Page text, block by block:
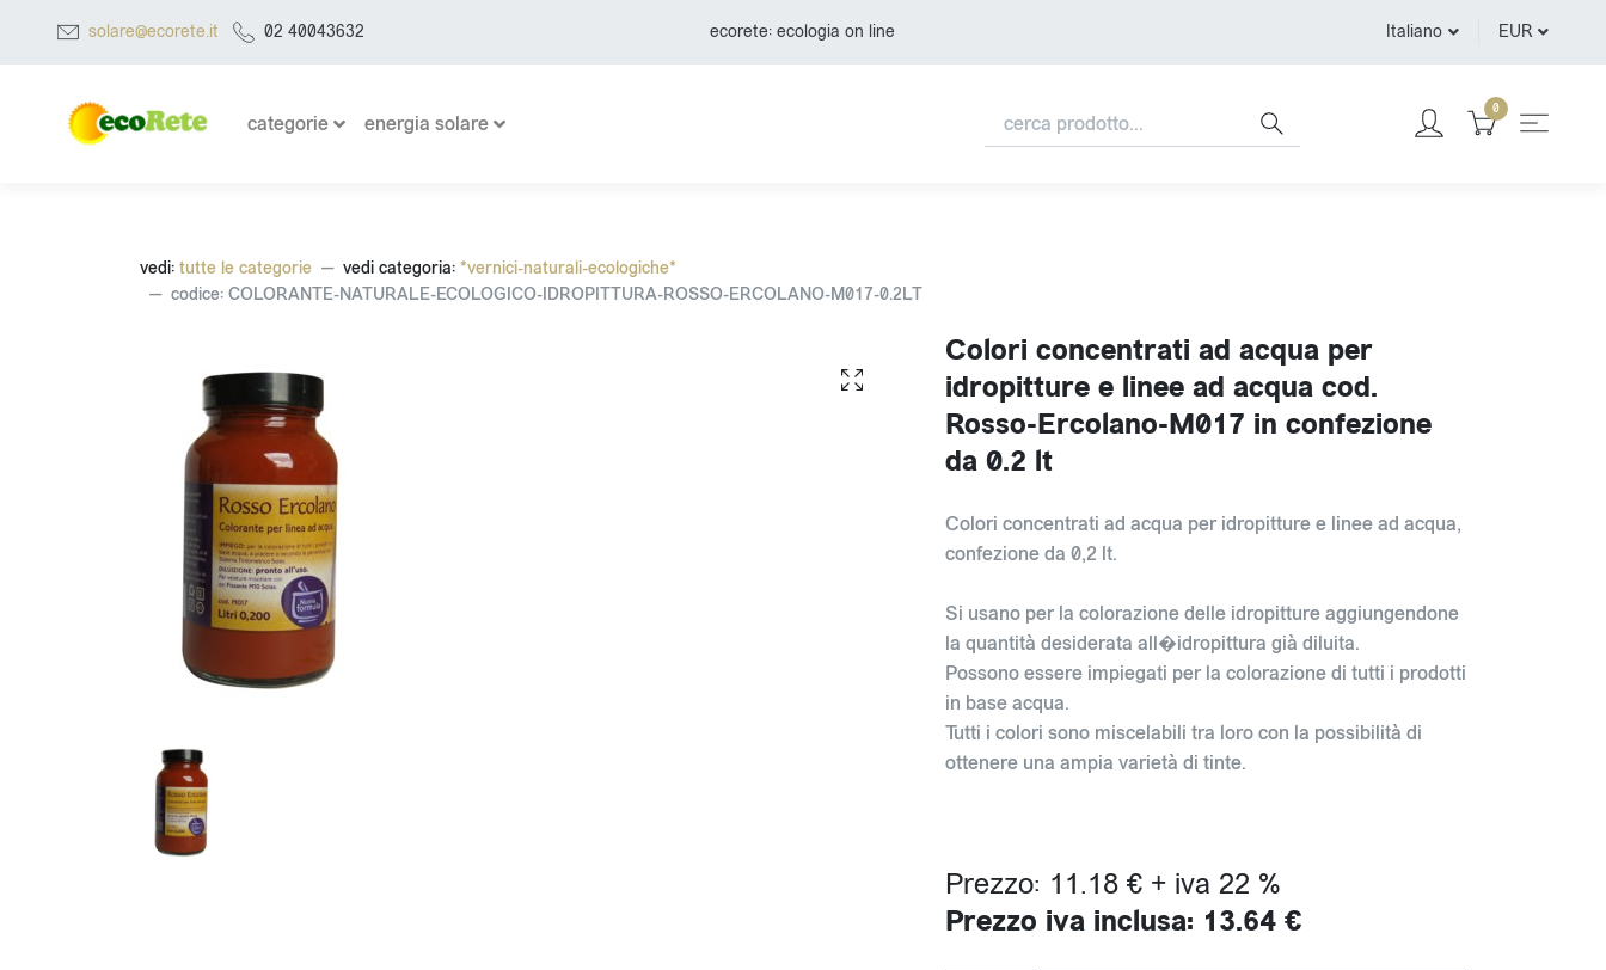
solare@ecorete.it 02 40043632 ecorete: ecologia on line Italiano EUR
categorie energia solare
0
vedi: tutte le categorie vedi categoria: *vernici-naturali-ecologiche*
codice: COLORANTE-NATURALE-ECOLOGICO-IDROPITTURA-ROSSO-ERCOLANO-M017-0.2LT
Colori concentrati ad acqua per
idropitture e linee ad acqua cod.
Rosso-Ercolano-M017 in confezione
da 0.2 lt
Colori concentrati ad acqua per idropitture e linee ad acqua,
confezione da 0,2 lt.
Si usano per la colorazione delle idropitture aggiungendone
la quantità desiderata all�idropittura già diluita.
Possono essere impiegati per la colorazione di tutti i prodotti
in base acqua.
Tutti i colori sono miscelabili tra loro con la possibilità di
ottenere una ampia varietà di tinte.
Prezzo: 11.18 € + iva 22 %
Prezzo iva inclusa: 13.64 €